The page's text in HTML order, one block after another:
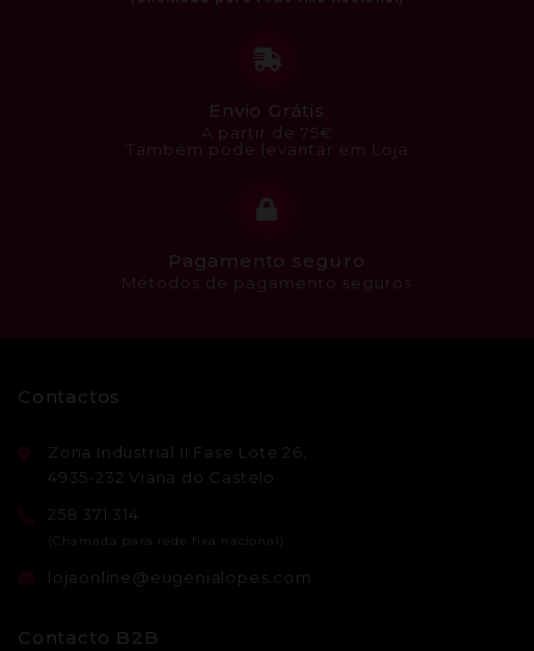
Envio Grátis
A partir de 75€
Também pode levantar em Loja
Pagamento seguro
Métodos de pagamento seguros
Contactos
Zona Industrial II Fase Lote 26,
4935-232 Viana do Castelo
258 371 314
lojaonline@eugenialopes.com
Contacto B2B